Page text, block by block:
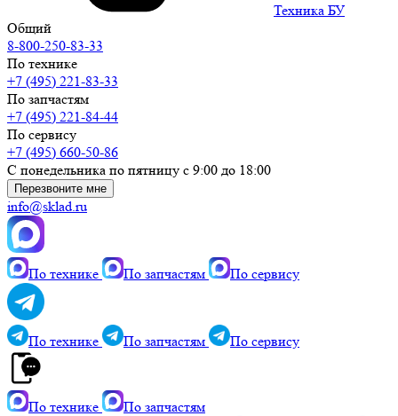
Техника БУ
Общий
8-800-250-83-33
По технике
+7 (495) 221-83-33
По запчастям
+7 (495) 221-84-44
По сервису
+7 (495) 660-50-86
С понедельника по пятницу с 9:00 до 18:00
Перезвоните мне
info@sklad.ru
По технике По запчастям По сервису
По технике По запчастям По сервису
По технике
По запчастям